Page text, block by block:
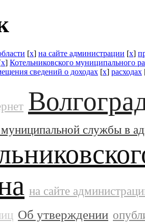
[x] на сайте администрации [x]
x] Котельниковского муниципального
сведений о доходах [x] расходах
службы в
на сайте
Об утверждении